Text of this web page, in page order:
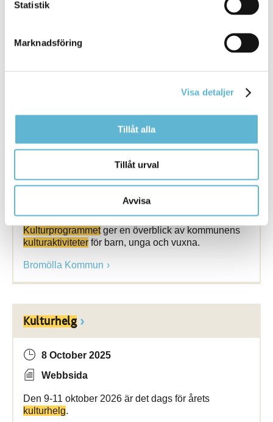
Statistik
Marknadsföring
Visa detaljer
Tillåt alla
Tillåt urval
Avvisa
Webbsida
besöka biblioteket och turistbyrån, samt uppleva och
skapa ... skapa
i olika former. Varje vår och
Kulturprogram
8 October 2025
Kulturprogrammetger en överblick av kommunens
kulturaktiviteter för barn, unga och vuxna.
Bromölla Kommun
Kulturhelg
8 October 2025
Webbsida
Den 9-11 oktober 2026 är det dags för årets
kulturhelg.